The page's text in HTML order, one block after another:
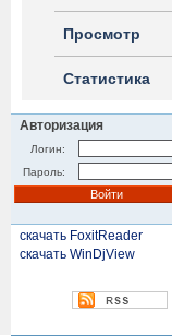
Просмотр
Статистика
Авторизация
Логин:
Пароль:
скачать FoxitReader
скачать WinDjView